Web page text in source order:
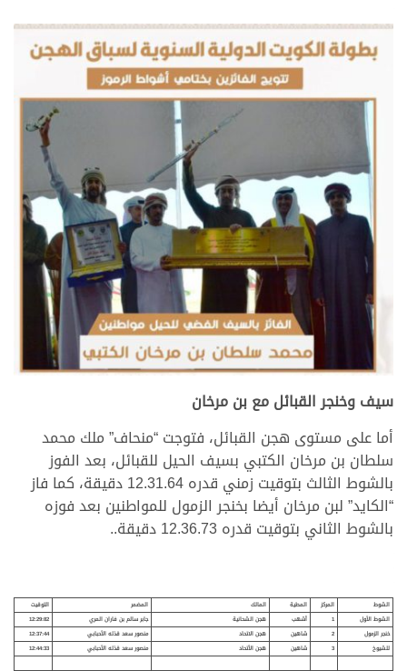
سيف وخنجر القبائل مع بن مرخان
أما على مستوى هجن القبائل، فتوجت “منحاف” ملك محمد
سلطان بن مرخان الكتبي بسيف الحيل للقبائل، بعد الفوز
بالشوط الثالث بتوقيت زمني قدره 12.31.64 دقيقة، كما فاز
“الكايد” لبن مرخان أيضا بخنجر الزمول للمواطنين بعد فوزه
بالشوط الثاني بتوقيت قدره 12.36.73 دقيقة..
الشوط المركز المطية المالك المضمر
التوقيت
الشوط الأول
1 أشهب هجن الشحانية جابر سالم بن فاران المري
12:29:82
خنجر الزمول
2 شاهين هجن التحاد منصور سعد قذله الأحبابي
12:37:44
للشيوخ
3 شاهين هجن الأتحاد منصور سعد قذله الأحبابي 12:44:33